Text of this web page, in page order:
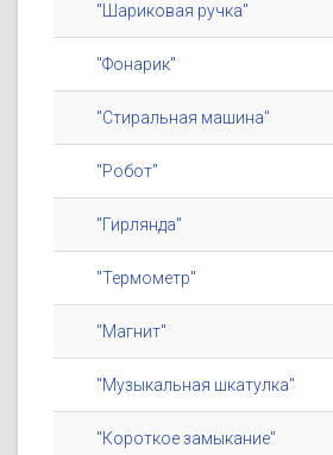
"Шариковая ручка"
"Фонарик"
"Стиральная машина"
"Робот"
"Гирлянда"
"Термометр"
"Магнит"
"Музыкальная шкатулка"
"Короткое замыкание"